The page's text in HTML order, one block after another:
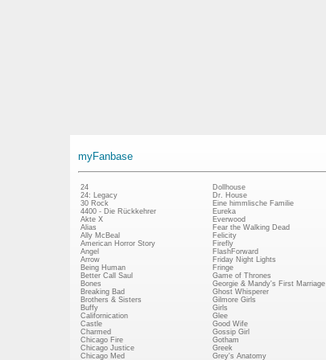
myFanbase
24
24: Legacy
30 Rock
4400 - Die Rückkehrer
Akte X
Alias
Ally McBeal
American Horror Story
Angel
Arrow
Being Human
Better Call Saul
Bones
Breaking Bad
Brothers & Sisters
Buffy
Californication
Castle
Charmed
Chicago Fire
Chicago Justice
Chicago Med
Dollhouse
Dr. House
Eine himmlische Familie
Eureka
Everwood
Fear the Walking Dead
Felicity
Firefly
FlashForward
Friday Night Lights
Fringe
Game of Thrones
Georgie & Mandy's First Marriage
Ghost Whisperer
Gilmore Girls
Girls
Glee
Good Wife
Gossip Girl
Gotham
Greek
Grey's Anatomy